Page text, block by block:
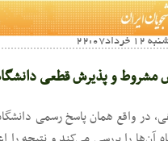
مشروط و پذیرش قطعی
در واقع همان پاسخ رسمی